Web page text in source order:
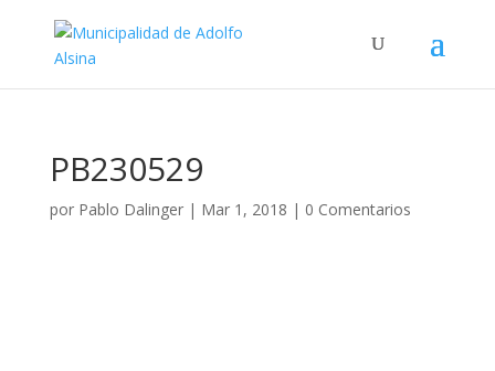
PB230529
por Pablo Dalinger| Mar 1, 2018 | 0 Comentarios